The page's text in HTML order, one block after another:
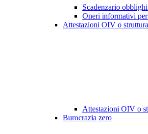
Scadenzario
Oneri informativi
Attestazioni OIV o
Attestazioni OIV o
Burocrazia zero